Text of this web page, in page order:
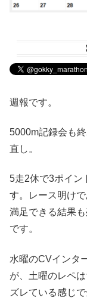
週報です。
5000m記録会も
直し。
5走2休で3ポイン
す。レース明け
満足できる結果
です。
水曜のCVインタ
が、土曜のレペ
ズレている感じ